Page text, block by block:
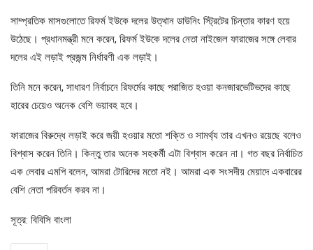
সাম্প্রতিক মাসগুলোতে রিফর্ম ইউকে দলের উত্থান ডাউনিং স্ট্রিটের চিন্তার কারণ হয়ে
উঠেছে। প্রধানমন্ত্রী মনে করেন, রিফর্ম ইউকে দলের নেতা নাইজেল ফারাজের সঙ্গে লেবার
দলের এই লড়াই প্রজন্ম নির্ধারণী এক লড়াই।
তিনি মনে করেন, সাধারণ নির্বাচনে রিফর্মের কাছে পরাজিত হওয়া কনজারভেটিভদের কাছে
হারের চেয়েও অনেক বেশি ভয়াবহ হবে।
ফারাজের বিরুদ্ধে লড়াই করে জয়ী হওয়ার মতো শক্তি ও সামর্থ্য তার এখনও রয়েছে বলেও
বিশ্বাস করেন তিনি। কিন্তু তার অনেক সহকর্মী এটা বিশ্বাস করেন না। গত বছর নির্বাচিত
এক লেবার এমপি বলেন, আমরা টোরিদের মতো নই। আমরা এক সংসদীয় মেয়াদে একবারের
বেশি নেতা পরিবর্তন করব না।
সূত্র: বিবিসি বাংলা